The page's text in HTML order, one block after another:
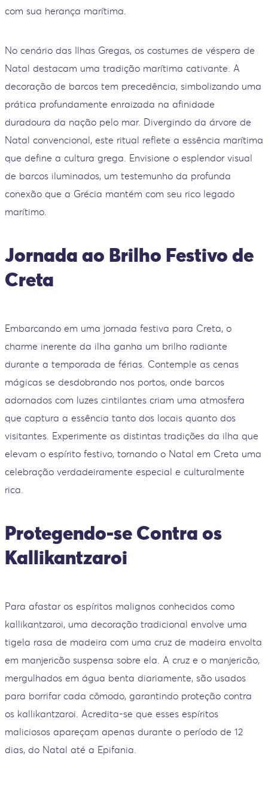
com sua herança marítima.
No cenário das Ilhas Gregas, os costumes de véspera de
Natal destacam uma tradição marítima cativante. A
decoração de barcos tem precedência, simbolizando uma
prática profundamente enraizada na afinidade
duradoura da nação pelo mar. Divergindo da árvore de
Natal convencional, este ritual reflete a essência marítima
que define a cultura grega. Envisione o esplendor visual
de barcos iluminados, um testemunho da profunda
conexão que a Grécia mantém com seu rico legado
marítimo.
Jornada ao Brilho Festivo de
Creta
Embarcando em uma jornada festiva para Creta, o
charme inerente da ilha ganha um brilho radiante
durante a temporada de férias. Contemple as cenas
mágicas se desdobrando nos portos, onde barcos
adornados com luzes cintilantes criam uma atmosfera
que captura a essência tanto dos locais quanto dos
visitantes. Experimente as distintas tradições da ilha que
elevam o espírito festivo, tornando o Natal em Creta uma
celebração verdadeiramente especial e culturalmente
rica.
Protegendo-se Contra os
Kallikantzaroi
Para afastar os espíritos malignos conhecidos como
kallikantzaroi, uma decoração tradicional envolve uma
tigela rasa de madeira com uma cruz de madeira envolta
em manjericão suspensa sobre ela. A cruz e o manjericão,
mergulhados em água benta diariamente, são usados
para borrifar cada cômodo, garantindo proteção contra
os kallikantzaroi. Acredita-se que esses espíritos
maliciosos apareçam apenas durante o período de 12
dias, do Natal até a Epifania.